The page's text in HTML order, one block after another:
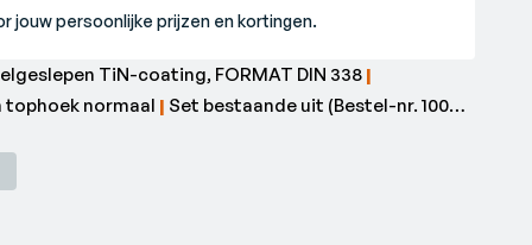
jouw persoonlijke prijzen en kortingen.
TiN-coating, FORMAT DIN 338 |
tophoek normaal | Set bestaande uit (Bestel-nr. 1004)
hoogwaardige kunststof cassette met
3,3; 4,2; 6,8; 10,2 mm.•Aantal boren: 50 stuk